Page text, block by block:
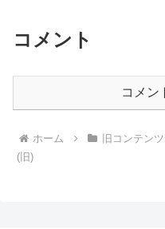
コメント
コメン
ホーム 旧コンテンツ
(旧)